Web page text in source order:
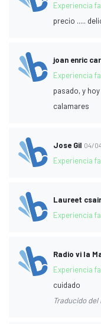
Experiencia
precio .....
joan enric
Experiencia
pasado, y
calamares
Jose Gil 04/
Experiencia
Laureet
Experiencia
Radio vi la
Experiencia
cuidado
Traducido del